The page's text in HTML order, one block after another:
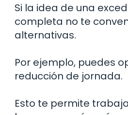
Si la idea de una
completa no te
alternativas.
Por ejemplo, puedes
reducción de jornada.
Esto te permite